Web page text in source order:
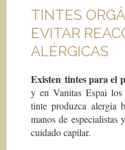
TINTES
EVITAR
ALÉRGICAS
Existen tintes para el
y en Vanitas Espai
tinte produzca alergia
manos de especialistas
cuidado capilar.